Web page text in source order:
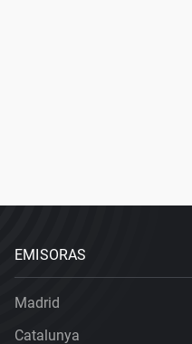
EMISORAS
Madrid
Catalunya